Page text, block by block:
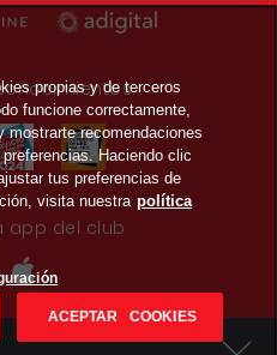
app del club
propias y de terceros
funcione correctamente,
mostrarte recomendaciones
Haciendo clic
tus preferencias de
visita nuestra política
ACEPTAR COOKIES